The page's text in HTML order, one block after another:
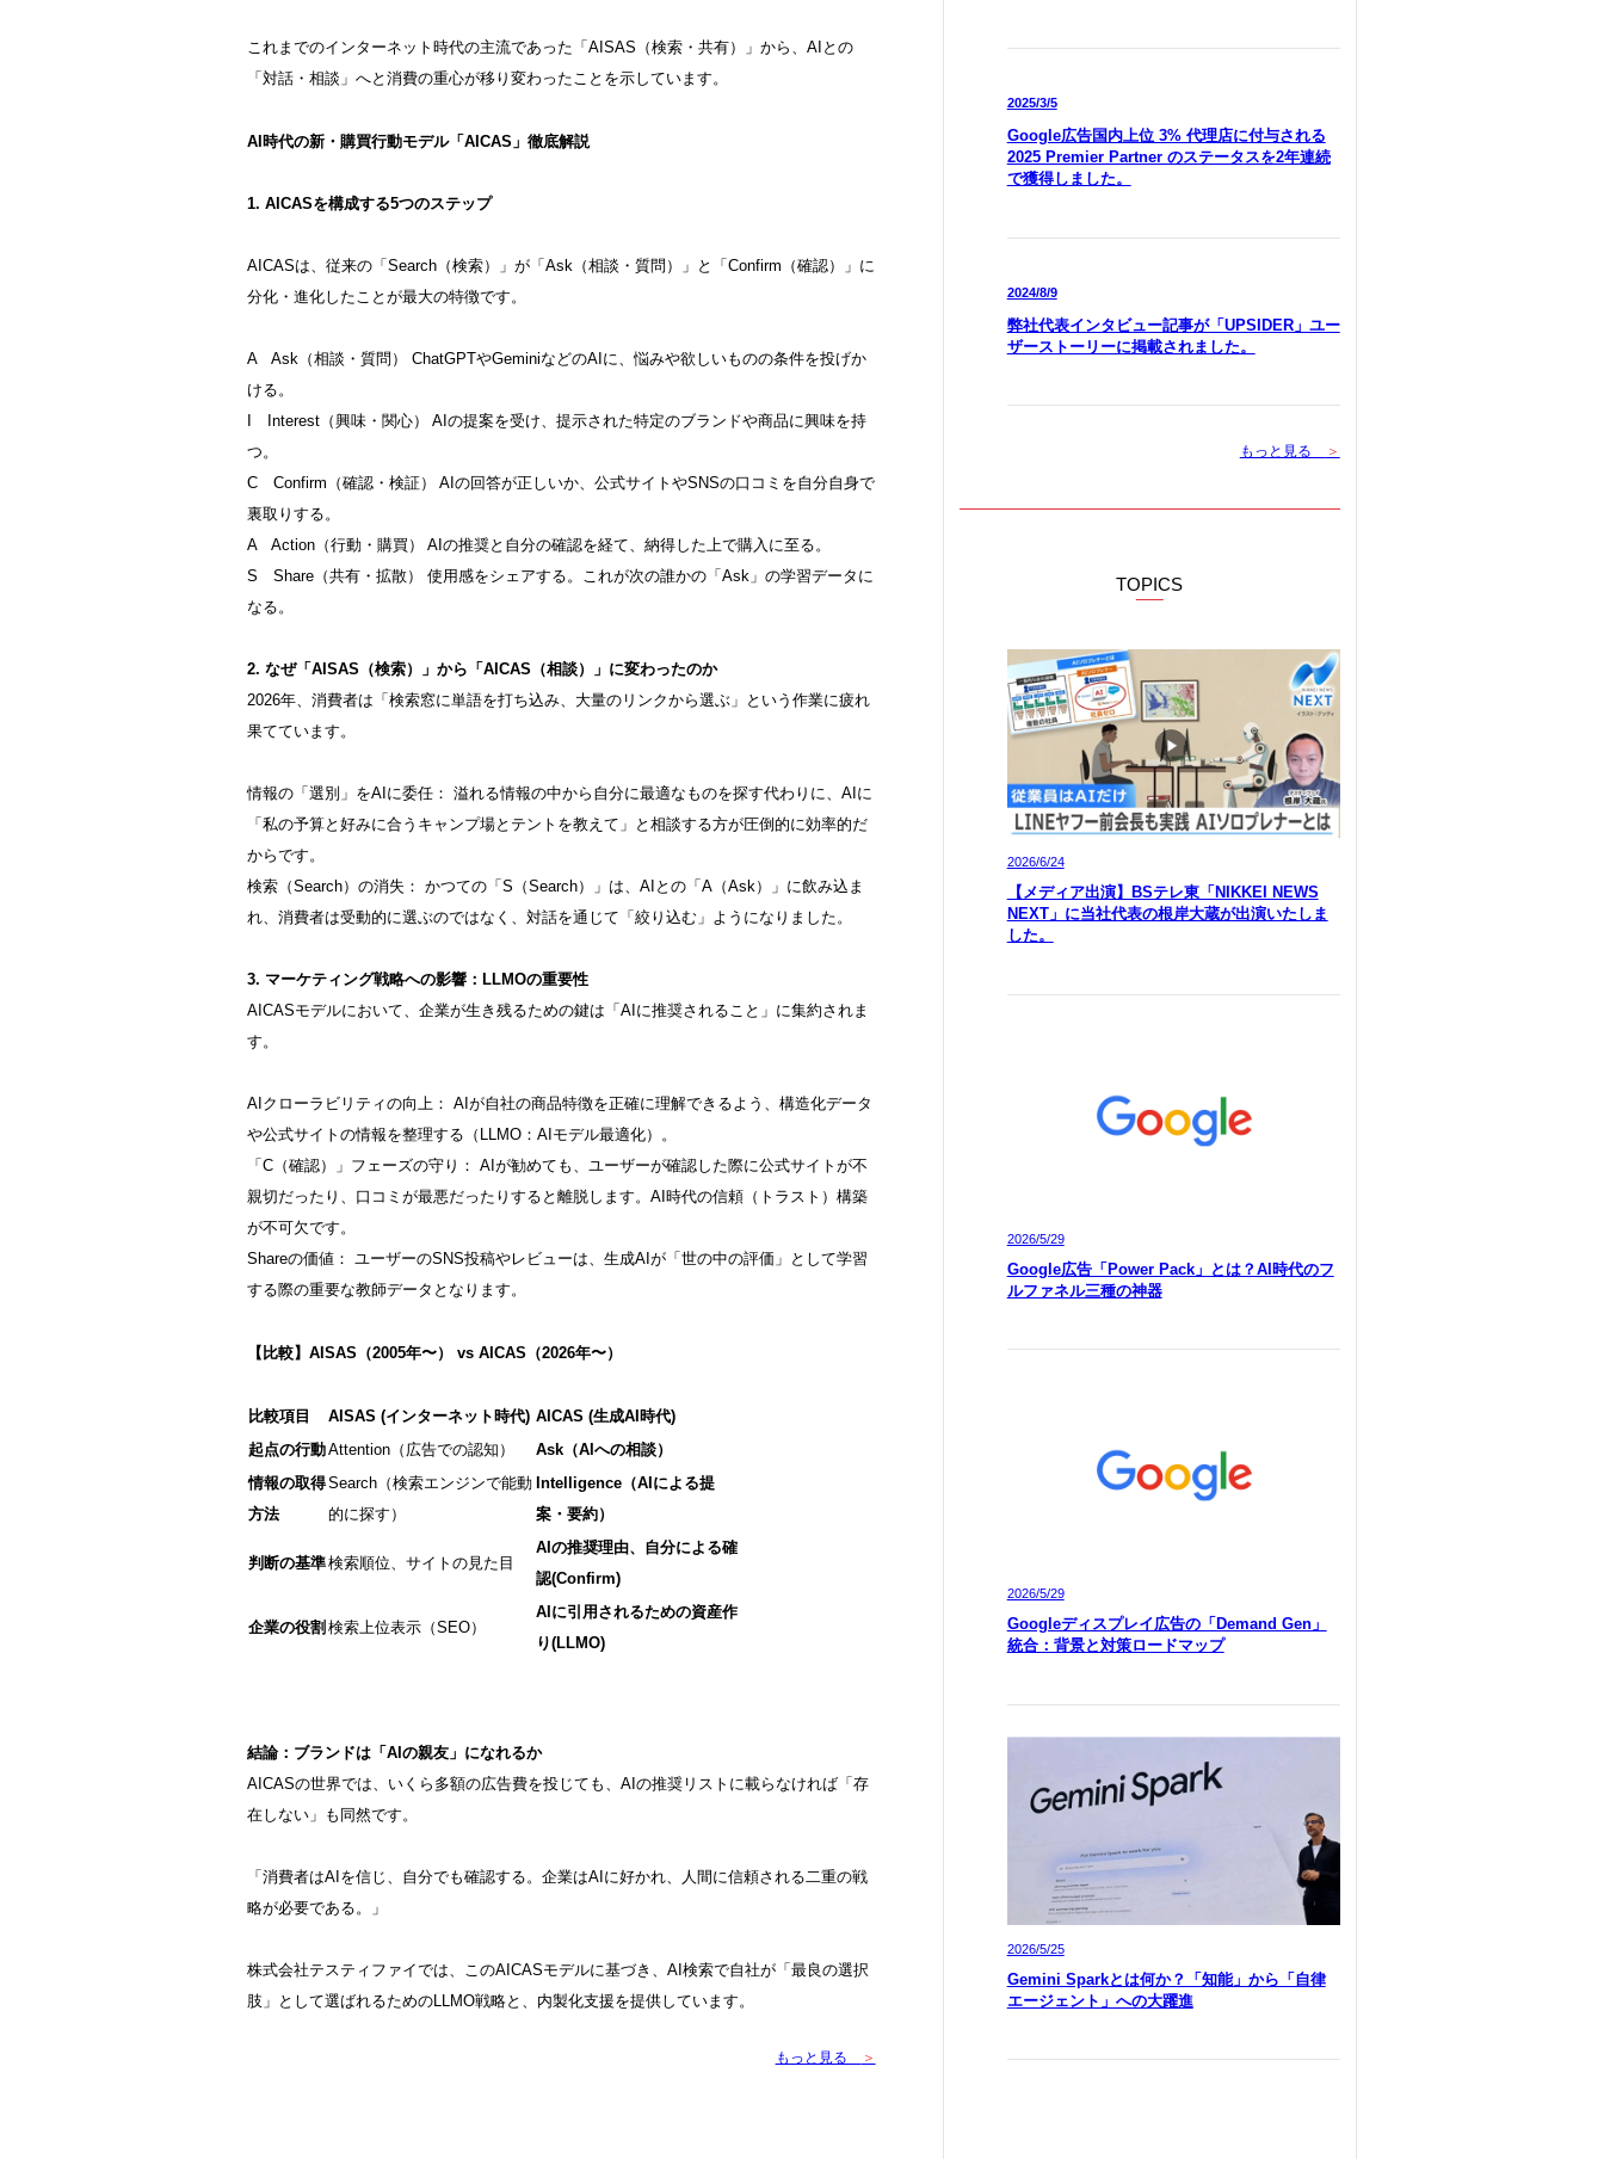
これまでのインターネット時代の主流であった「AISAS（検索・共有）」から、AIとの
「対話・相談」へと消費の重心が移り変わったことを示しています。
AI時代の新・購買行動モデル「AICAS」徹底解説
1. AICASを構成する5つのステップ
AICASは、従来の「Search（検索）」が「Ask（相談・質問）」と「Confirm（確認）」に
分化・進化したことが最大の特徴です。
A Ask（相談・質問） ChatGPTやGeminiなどのAIに、悩みや欲しいものの条件を投げか
ける。
I Interest（興味・関心） AIの提案を受け、提示された特定のブランドや商品に興味を持
つ。
C Confirm（確認・検証） AIの回答が正しいか、公式サイトやSNSの口コミを自分自身で
裏取りする。
A Action（行動・購買） AIの推奨と自分の確認を経て、納得した上で購入に至る。
S Share（共有・拡散） 使用感をシェアする。これが次の誰かの「Ask」の学習データに
なる。
2. なぜ「AISAS（検索）」から「AICAS（相談）」に変わったのか
2026年、消費者は「検索窓に単語を打ち込み、大量のリンクから選ぶ」という作業に疲れ
果てています。
情報の「選別」をAIに委任： 溢れる情報の中から自分に最適なものを探す代わりに、AIに
「私の予算と好みに合うキャンプ場とテントを教えて」と相談する方が圧倒的に効率的だ
からです。
検索（Search）の消失： かつての「S（Search）」は、AIとの「A（Ask）」に飲み込ま
れ、消費者は受動的に選ぶのではなく、対話を通じて「絞り込む」ようになりました。
3. マーケティング戦略への影響：LLMOの重要性
AICASモデルにおいて、企業が生き残るための鍵は「AIに推奨されること」に集約されま
す。
AIクローラビリティの向上： AIが自社の商品特徴を正確に理解できるよう、構造化データ
や公式サイトの情報を整理する（LLMO：AIモデル最適化）。
「C（確認）」フェーズの守り： AIが勧めても、ユーザーが確認した際に公式サイトが不
親切だったり、口コミが最悪だったりすると離脱します。AI時代の信頼（トラスト）構築
が不可欠です。
Shareの価値： ユーザーのSNS投稿やレビューは、生成AIが「世の中の評価」として学習
する際の重要な教師データとなります。
【比較】AISAS（2005年〜） vs AICAS（2026年〜）
比較項目 AISAS (インターネット時代) AICAS (生成AI時代)
起点の行動Attention（広告での認知）
Ask（AIへの相談）
情報の取得
方法
Search（検索エンジンで能動
的に探す）
Intelligence（AIによる提
案・要約）
判断の基準検索順位、サイトの見た目
AIの推奨理由、自分による確
認(Confirm)
企業の役割 検索上位表示（SEO）
AIに引用されるための資産作
り(LLMO)
結論：ブランドは「AIの親友」になれるか
AICASの世界では、いくら多額の広告費を投じても、AIの推奨リストに載らなければ「存
在しない」も同然です。
「消費者はAIを信じ、自分でも確認する。企業はAIに好かれ、人間に信頼される二重の戦
略が必要である。」
株式会社テスティファイでは、このAICASモデルに基づき、AI検索で自社が「最良の選択
肢」として選ばれるためのLLMO戦略と、内製化支援を提供しています。
もっと見る ＞
2025/3/5
Google広告国内上位 3% 代理店に付与される
2025 Premier Partner のステータスを2年連続
で獲得しました。
2024/8/9
弊社代表インタビュー記事が「UPSIDER」ユー
ザーストーリーに掲載されました。
もっと見る ＞
TOPICS
2026/6/24
【メディア出演】BSテレ東「NIKKEI NEWS
NEXT」に当社代表の根岸大蔵が出演いたしま
した。
2026/5/29
Google広告「Power Pack」とは？AI時代のフ
ルファネル三種の神器
2026/5/29
Googleディスプレイ広告の「Demand Gen」
統合：背景と対策ロードマップ
2026/5/25
Gemini Sparkとは何か？「知能」から「自律
エージェント」への大躍進